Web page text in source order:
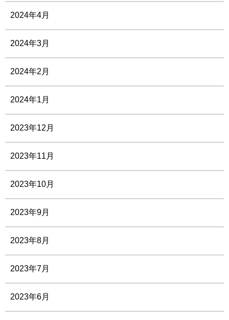
2024年4月
2024年3月
2024年2月
2024年1月
2023年12月
2023年11月
2023年10月
2023年9月
2023年8月
2023年7月
2023年6月